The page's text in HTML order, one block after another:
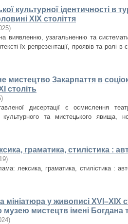
культурної ідентичності в
XIX століття
)
виявленню, узагальненню та
їх репрезентації, проявів та ролі в
мистецтво Закарпаття в
століть
)
дисертації є осмислення
культурного та мистецького явища,
граматика, стилістика :
)
лексика, граматика, стилістика :
у живописі XVI–XIX
музею мистецтв імені Богдана
)